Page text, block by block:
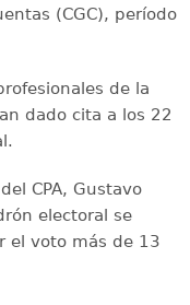
(CGC), período
de la
dado cita a los 22
CPA, Gustavo
electoral se
el voto más de 13